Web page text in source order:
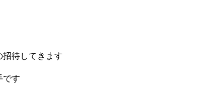
待してきます
です